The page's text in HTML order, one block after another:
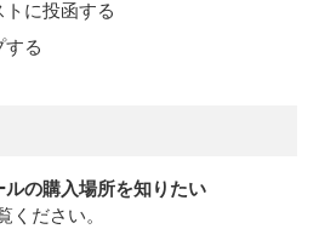
に投函する
する
の購入場所を知りたい
ください。